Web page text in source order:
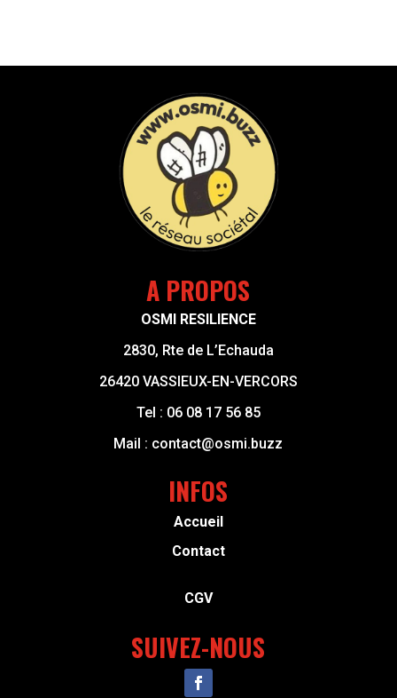
A PROPOS
OSMI RESILIENCE
2830, Rte de L’Echauda
26420 VASSIEUX-EN-VERCORS
Tel : 06 08 17 56 85
Mail : contact@osmi.buzz
INFOS
Accueil
Contact
CGV
SUIVEZ-NOUS